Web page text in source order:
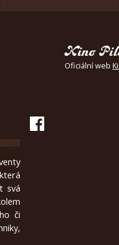
Kino
Oficiální web
svá
či